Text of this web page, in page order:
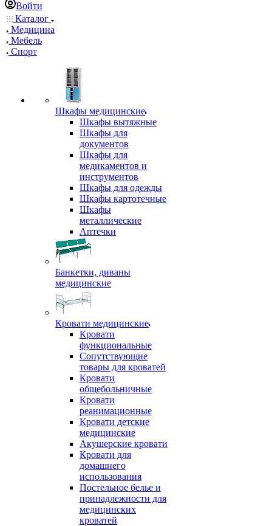
Войти
Каталог
Медицина
Мебель
Спорт
Шкафы медицинские
Шкафы вытяжные
Шкафы для
документов
Шкафы для
медикаментов и
инструментов
Шкафы для одежды
Шкафы картотечные
Шкафы
металлические
Аптечки
Банкетки, диваны
медицинские
Кровати медицинские
Кровати
функциональные
Сопутствующие
товары для кроватей
Кровати
общебольничные
Кровати
реанимационные
Кровати детские
медицинские
Акушерские кровати
Кровати для
домашнего
использования
Постельное белье и
принадлежности для
медицинских
кроватей